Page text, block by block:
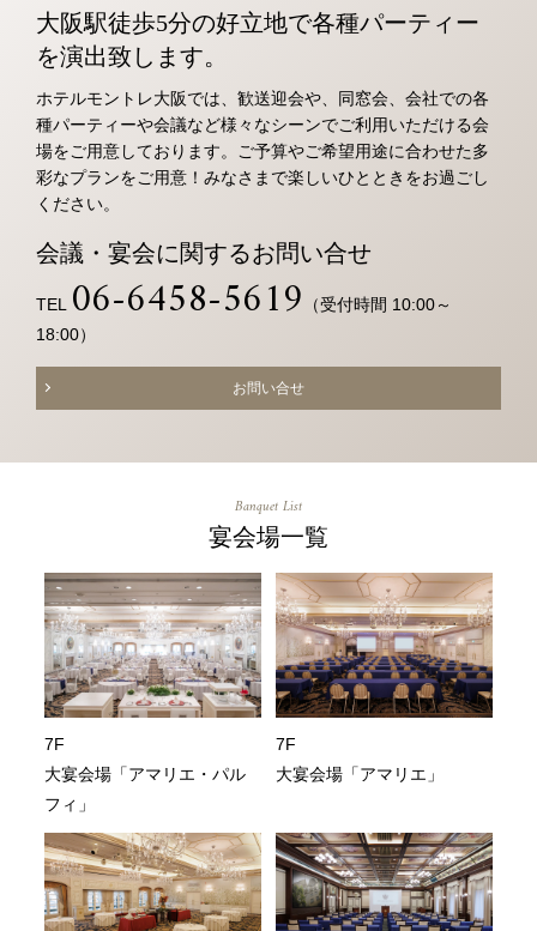
大阪駅徒歩5分の好立地で各種パーティー
を演出致します。
ホテルモントレ大阪では、歓送迎会や、同窓会、会社での各
種パーティーや会議など様々なシーンでご利用いただける会
場をご用意しております。ご予算やご希望用途に合わせた多
彩なプランをご用意！みなさまで楽しいひとときをお過ごし
ください。
会議・宴会に関するお問い合せ
TEL 06-6458-5619
（受付時間 10:00～
18:00）
お問い合せ
Banquet List
宴会場一覧
7F
大宴会場「アマリエ・パル
フィ」
7F
大宴会場「アマリエ」
アド
バイ
ザー
ーブ
グラ
ブッ
クラブモントレ
求人情報
エリア別ホテル一覧
お問い合わせ
宿泊予約確認・キャンセル